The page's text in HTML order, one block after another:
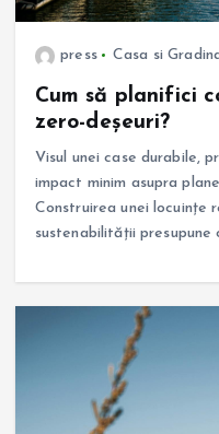
press Casa si
Cum să planifici
zero-deșeuri?
Visul unei case durabile,
impact minim asupra
Construirea unei locuințe
sustenabilității presupune